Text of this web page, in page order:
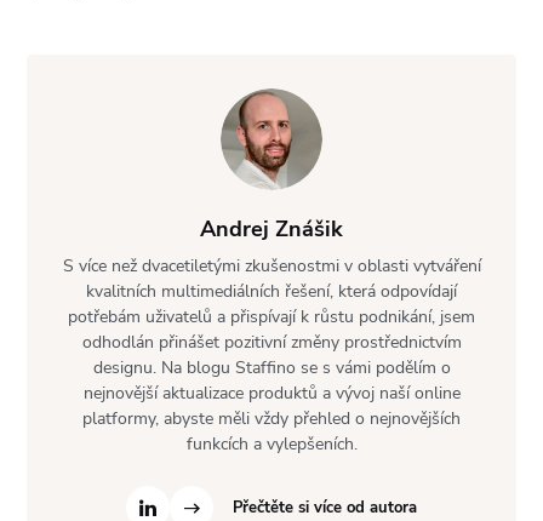
Andrej Znášik
S více než dvacetiletými zkušenostmi v oblasti vytváření
kvalitních multimediálních řešení, která odpovídají
potřebám uživatelů a přispívají k růstu podnikání, jsem
odhodlán přinášet pozitivní změny prostřednictvím
designu. Na blogu Staffino se s vámi podělím o
nejnovější aktualizace produktů a vývoj naší online
platformy, abyste měli vždy přehled o nejnovějších
funkcích a vylepšeních.
Přečtěte si více od autora